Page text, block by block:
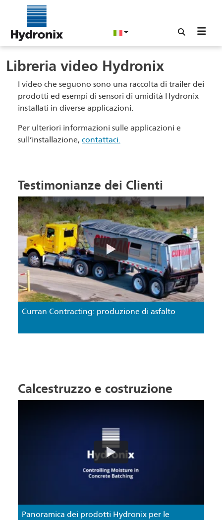
Libreria video Hydronix
I video che seguono sono una raccolta di trailer dei
prodotti ed esempi di sensori di umidità Hydronix
installati in diverse applicazioni.
Per ulteriori informazioni sulle applicazioni e
sull’installazione, contattaci.
Testimonianze dei Clienti
Curran Contracting: produzione di asfalto
Calcestruzzo e costruzione
Panoramica dei prodotti Hydronix per le